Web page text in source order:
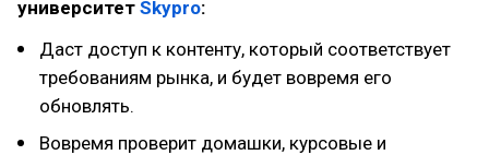
университет Skypro:
Даст доступ к контенту, который соответствует
требованиям рынка, и будет вовремя его
обновлять.
Вовремя проверит домашки, курсовые и